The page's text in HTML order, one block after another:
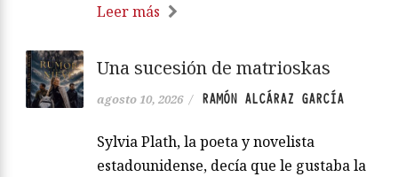
Leer más
Una sucesión de matrioskas
agosto 10, 2026 / RAMÓN ALCÁRAZ GARCÍA
Sylvia Plath, la poeta y novelista
estadounidense, decía que le gustaba la